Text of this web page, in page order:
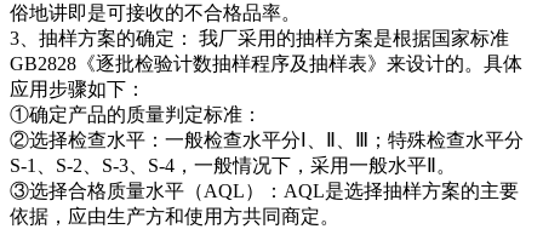
俗地讲即是可接收的不合格品率。
3、抽样方案的确定： 我厂采用的抽样方案是根据国家标准
GB2828《逐批检验计数抽样程序及抽样表》来设计的。具体
应用步骤如下：
①确定产品的质量判定标准：
②选择检查水平：一般检查水平分Ⅰ、Ⅱ、Ⅲ；特殊检查水平分
S-1、S-2、S-3、S-4，一般情况下，采用一般水平Ⅱ。
③选择合格质量水平（AQL）：AQL是选择抽样方案的主要
依据，应由生产方和使用方共同商定。